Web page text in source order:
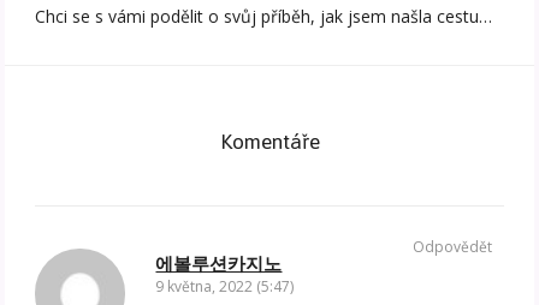
Chci se s vámi podělit o svůj příběh, jak jsem našla cestu…
Komentáře
에볼루션카지노
9 května, 2022 (5:47)
Odpovědět